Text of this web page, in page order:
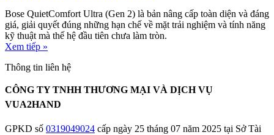
Bose QuietComfort Ultra (Gen 2) là bản nâng cấp toàn diện và đáng
giá, giải quyết đúng những hạn chế về mặt trải nghiệm và tính năng
kỹ thuật mà thế hệ đầu tiên chưa làm tròn.
Xem tiếp »
Thông tin liên hệ
CÔNG TY TNHH THƯƠNG MẠI VÀ DỊCH VỤ
VUA2HAND
GPKD số 0319049024 cấp ngày 25 tháng 07 năm 2025 tại Sở Tài